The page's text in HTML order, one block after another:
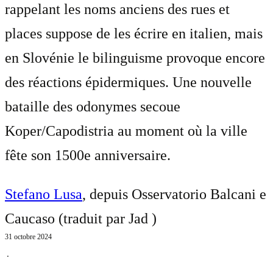
rappelant les noms anciens des rues et
places suppose de les écrire en italien, mais
en Slovénie le bilinguisme provoque encore
des réactions épidermiques. Une nouvelle
bataille des odonymes secoue
Koper/Capodistria au moment où la ville
fête son 1500e anniversaire.
Stefano Lusa, depuis Osservatorio Balcani e
Caucaso (traduit par Jad )
31 octobre 2024
⋅